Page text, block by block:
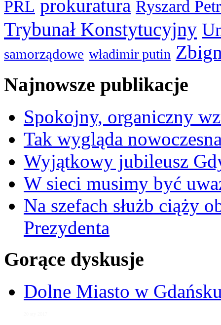
PRL prokuratura Ryszard
Trybunał Konstytucyjny
samorządowe władimir putin
Najnowsze publikacje
Spokojny, organiczny
Tak wygląda
Wyjątkowy jubileusz
W sieci musimy być
Na szefach służb ciąży
Prezydenta
Gorące dyskusje
Dolne Miasto w